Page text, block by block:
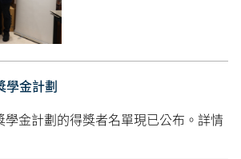
學金計劃
學金計劃的得獎者名單現已公布。詳情